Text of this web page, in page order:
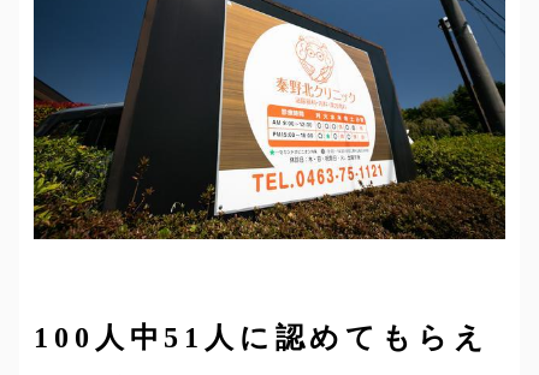
100人中51人に認めてもらえ